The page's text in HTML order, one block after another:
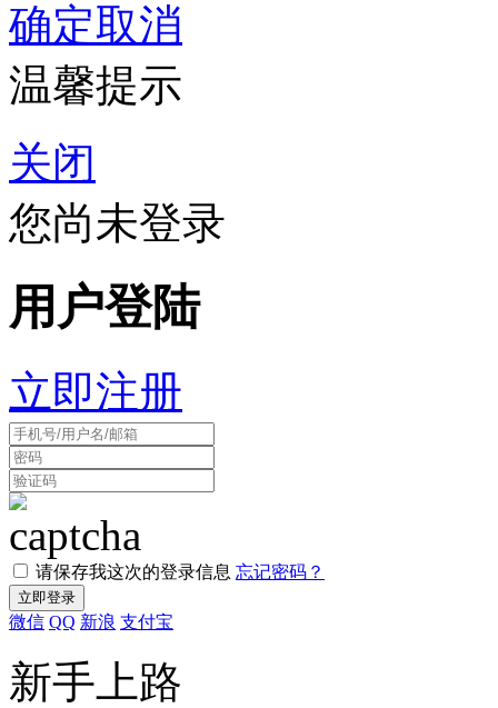
确定取消
温馨提示
关闭
您尚未登录
用户登陆
立即注册
请保存我这次的登录信息 忘记密码？
微信 QQ 新浪 支付宝
新手上路